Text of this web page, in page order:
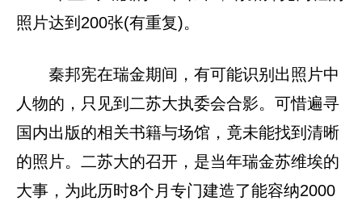
照片达到200张(有重复)。
秦邦宪在瑞金期间，有可能识别出照片中
人物的，只见到二苏大执委会合影。可惜遍寻
国内出版的相关书籍与场馆，竟未能找到清晰
的照片。二苏大的召开，是当年瑞金苏维埃的
大事，为此历时8个月专门建造了能容纳2000